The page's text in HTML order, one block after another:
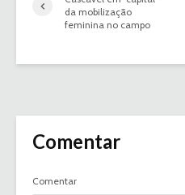
da mobilização
feminina no campo
Comentar
Comentar